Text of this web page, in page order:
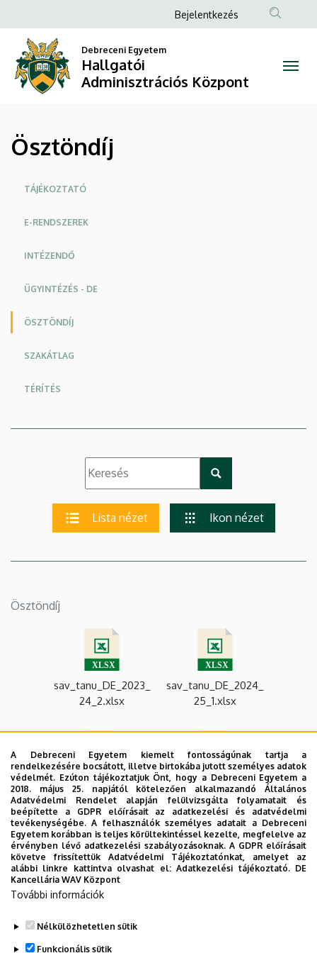
Hallgatói
Adminisztrációs
Központ
a
tartalomra
Anonim
menüje
Bejelentkezés
Debreceni Egyetem
Hallgatói
Adminisztrációs Központ
Ösztöndíj
Oldalmenü
TÁJÉKOZTATÓ
E-RENDSZEREK
INTÉZENDŐ
ÜGYINTÉZÉS - DE
ÖSZTÖNDÍJ
SZAKÁTLAG
TÉRÍTÉS
Lista nézet Ikon nézet
Ösztöndíj
sav_tanu_DE_2023_
24_2.xlsx
sav_tanu_DE_2024_
25_1.xlsx
sav_tanu_DE_2024_
25_2.xlsx
sav_tanu_DE_2025_
26_1.xlsx
sav_tanu_DE_2025_
A Debreceni Egyetem kiemelt fontosságúnak tartja a
rendelkezésére bocsátott, illetve birtokába jutott személyes adatok
védelmét. Ezúton tájékoztatjuk Önt, hogy a Debreceni Egyetem a
2018. május 25. napjától kötelezően alkalmazandó Általános
Adatvédelmi Rendelet alapján felülvizsgálta folyamatait és
beépítette a GDPR előírásait az adatkezelési és adatvédelmi
tevékenységébe. A felhasználók személyes adatait a Debreceni
Egyetem korábban is teljes körültekintéssel kezelte, megfelelve az
érvényben lévő adatkezelési szabályozásoknak. A GDPR előírásait
követve frissítettük Adatvédelmi Tájékoztatónkat, amelyet az
alábbi linkre kattintva olvashat el:Adatkezelési tájékoztató. DE
Kancellária WAV Központ
További információk
Nélkülözhetetlen sütik
Funkcionális sütik